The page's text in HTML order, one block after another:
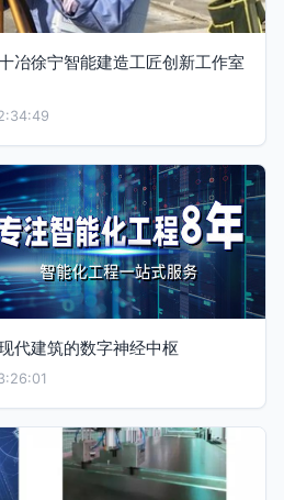
冶徐宁智能建造工匠创新工作室
代建筑的数字神经中枢